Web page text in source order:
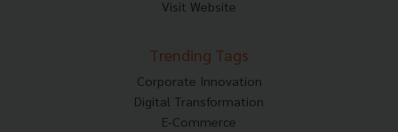
Visit Website
Trending Tags
Corporate Innovation
Digital Transformation
E-Commerce